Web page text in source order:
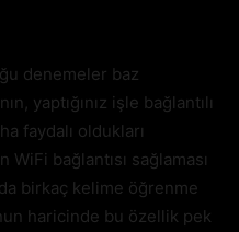
denemeler baz
yaptığınız işle bağlantılı
faydalı oldukları
WiFi bağlantısı sağlaması
birkaç kelime öğrenme
haricinde bu özellik pek